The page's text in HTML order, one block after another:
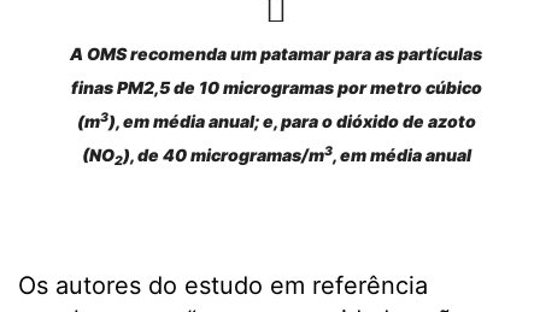
A OMS recomenda um patamar para as partículas
finas PM2,5 de 10 microgramas por metro cúbico
(m3), em média anual; e, para o dióxido de azoto
(NO2), de 40 microgramas/m3, em média anual
Os autores do estudo em referência